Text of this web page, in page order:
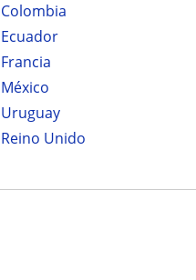
Colombia
Ecuador
Francia
México
Uruguay
Reino Unido